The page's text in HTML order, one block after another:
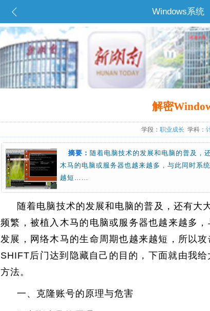
Windows系统
解密
学段： 职业成长 学科：
摘要： 随着电脑技术的发展和电脑的普及，
木马的电脑或服务器也越来越多，与此同时系
越短……
随着电脑技术的发展和电脑的普及，还有大
频繁，被植入木马的电脑或服务器也越来越多
发展，网络木马的生命周期也越来越短，所以
SHIFT后门达到隐藏自己的目的，下面就由我
方法。
一、克隆账号的原理与危害